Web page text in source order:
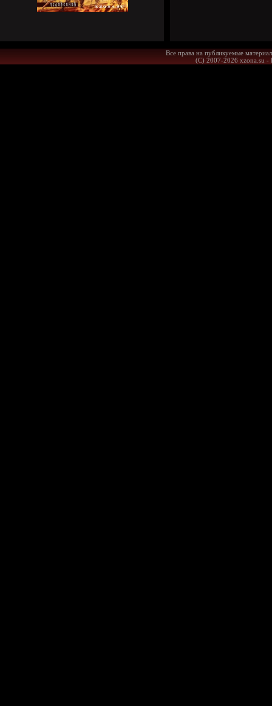
Все права на публикуемые
(С) 2007-2026 xzona.su -